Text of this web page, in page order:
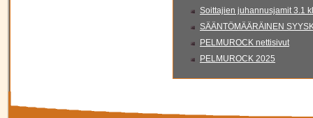
Soittajien juhannusjamit 3.1
SÄÄNTÖMÄÄRÄINEN
PELMUROCK nettisivut
PELMUROCK 2025